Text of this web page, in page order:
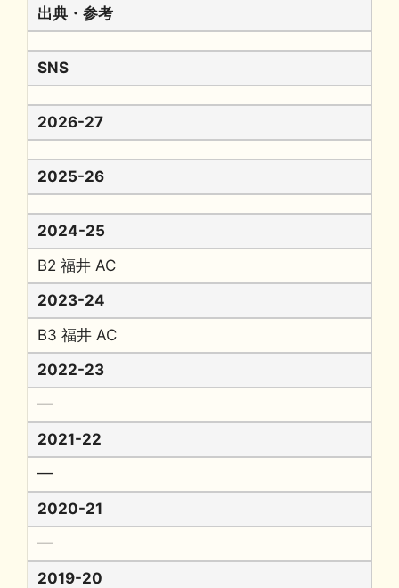
出典・参考
SNS
2026-27
2025-26
2024-25
B2 福井 AC
2023-24
B3 福井 AC
2022-23
━
2021-22
━
2020-21
━
2019-20